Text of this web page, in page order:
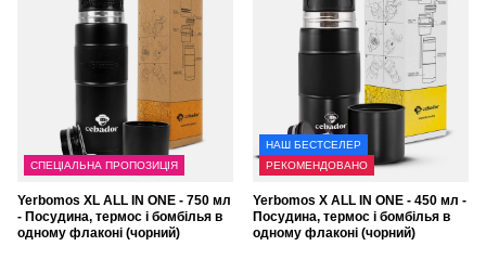
СПЕЦІАЛЬНА ПРОПОЗИЦІЯ
Yerbomos XL ALL IN ONE - 750 мл
- Посудина, термос і бомбілья в
одному флаконі (чорний)
НАШ БЕСТСЕЛЕР
РЕКОМЕНДОВАНО
Yerbomos X ALL IN ONE - 450 мл -
Посудина, термос і бомбілья в
одному флаконі (чорний)